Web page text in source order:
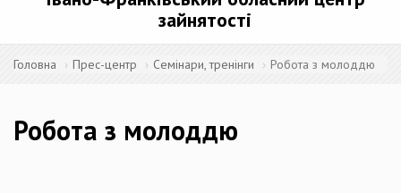
зайнятості
Головна Прес-центр Семінари, тренінги Робота з молоддю
Робота з молоддю